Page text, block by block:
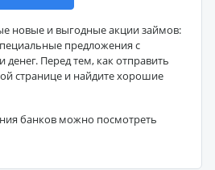
новые и выгодные акции займов:
предложения с
Перед тем, как отправить
странице и найдите хорошие
банков можно посмотреть